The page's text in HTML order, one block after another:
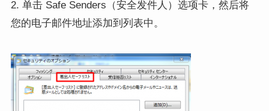
2. 单击 Safe Senders（安全发件人）选项卡，然后将
您的电子邮件地址添加到列表中。